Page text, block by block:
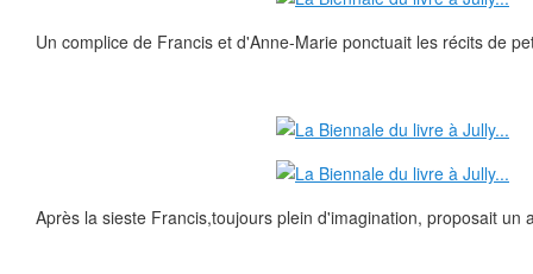
Un complice de Francis et d'Anne-Marie ponctuait les récits de
Après la sieste Francis,toujours plein d'imagination, proposait un